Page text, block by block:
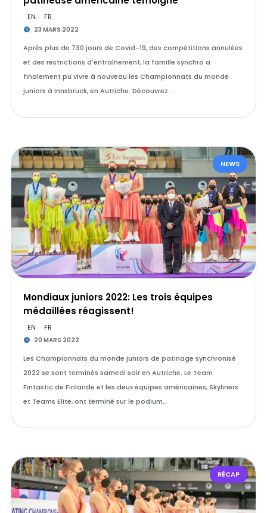
EN FR
23 MARS 2022
Après plus de 730 jours de Covid-19, des compétitions annulées
et des restrictions d'entraînement, la famille synchro a
finalement pu vivre à nouveau les Championnats du monde
juniors à Innsbruck, en Autriche. Découvrez…
NEWS
Mondiaux juniors 2022: Les trois équipes
médaillées réagissent!
EN FR
20 MARS 2022
Les Championnats du monde juniors de patinage synchronisé
2022 se sont terminés samedi soir en Autriche. Le Team
Fintastic de Finlande et les deux équipes américaines, Skyliners
et Teams Elite, ont terminé sur le podium…
RÉCAP